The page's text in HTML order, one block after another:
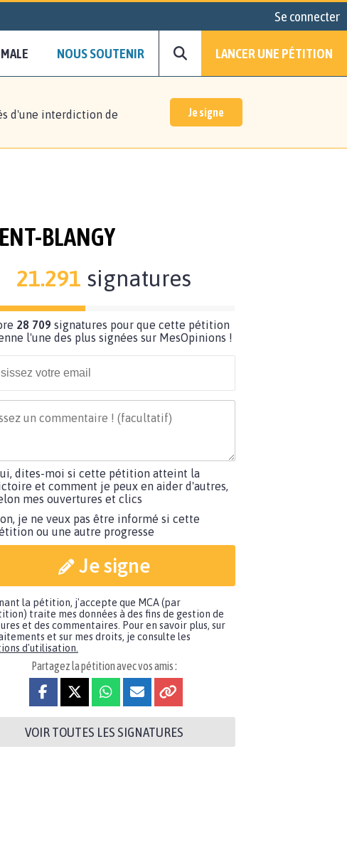
Se connecter
NOUS SOUTENIR LANCER UNE PÉTITION
d'une interdiction de
Je signe
BLANGY
21.291 signatures
28 709 signatures pour que cette pétition
l'une des plus signées sur MesOpinions !
dites-moi si cette pétition atteint la
et comment je peux en aider d'autres,
mes ouvertures et clics
je ne veux pas être informé si cette
ou une autre progresse
Je signe
la pétition, j'accepte que MCA (par
traite mes données à des fins de gestion de
et des commentaires. Pour en savoir plus, sur
et sur mes droits, je consulte les
d'utilisation.
Partagez la pétition avec vos amis :
VOIR TOUTES LES SIGNATURES